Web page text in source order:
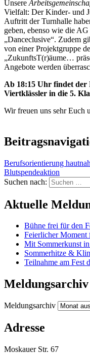
Unsere
Vielfalt: Der Kinder- und
Auftritt der Turnhalle
geben, ebenso wie die
„Danceclusive“. Zudem
von einer Projektgruppe
„ZukunftsT(r)äume…
Angebote werden
Ab 18:15 Uhr findet
Viertklässler in die 5.
Wir freuen uns sehr Euch
Berufsorientierung
Blutspendeaktion
Suchen nach:
Aktuelle
Bühne frei für den
Feierlicher Moment
Mit Sommerkunst
Sommerhitze &
Teilnahme am Fest
Meldungsarchiv
Meldungsarchiv
Adresse
Moskauer Str. 67